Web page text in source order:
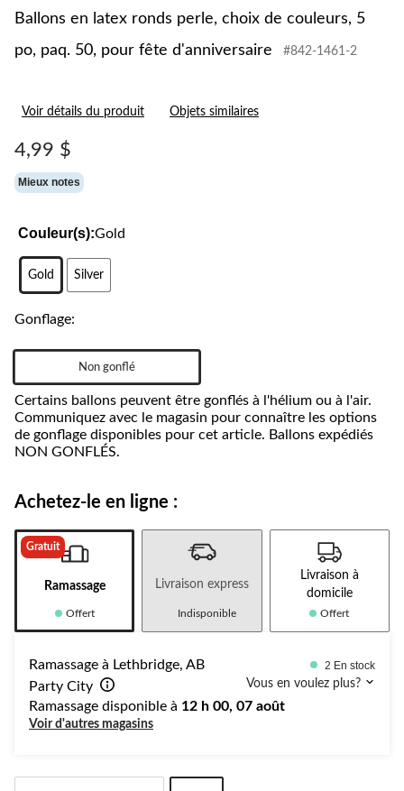
Ballons en latex ronds perle, choix de couleurs, 5
po, paq. 50, pour fête d'anniversaire
#842-1461-2
Voir détails du produit Objets similaires
4,99 $
Mieux notes
Couleur(s):Gold
Gold Silver
Gonflage:
Non gonflé
Certains ballons peuvent être gonflés à l'hélium ou à l'air.
Communiquez avec le magasin pour connaître les options
de gonflage disponibles pour cet article. Ballons expédiés
NON GONFLÉS.
Achetez-le en ligne :
Gratuit
Ramassage
Offert
Livraison express
Indisponible
Livraison à
domicile
Offert
Ramassage à Lethbridge, AB
Party City
2 En stock
Vous en voulez plus?
Ramassage disponible à 12 h 00, 07 août
Voir d'autres magasins